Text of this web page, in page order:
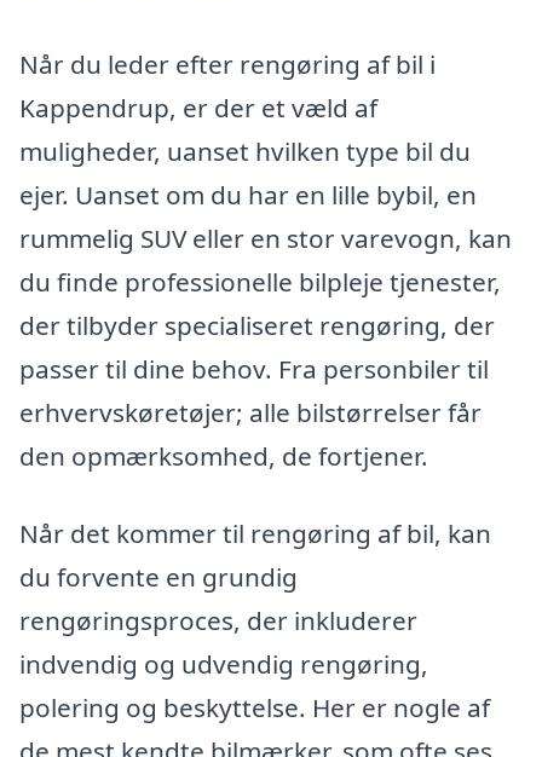
Når du leder efter rengøring af bil i
Kappendrup, er der et væld af
muligheder, uanset hvilken type bil du
ejer. Uanset om du har en lille bybil, en
rummelig SUV eller en stor varevogn, kan
du finde professionelle bilpleje tjenester,
der tilbyder specialiseret rengøring, der
passer til dine behov. Fra personbiler til
erhvervskøretøjer; alle bilstørrelser får
den opmærksomhed, de fortjener.
Når det kommer til rengøring af bil, kan
du forvente en grundig
rengøringsproces, der inkluderer
indvendig og udvendig rengøring,
polering og beskyttelse. Her er nogle af